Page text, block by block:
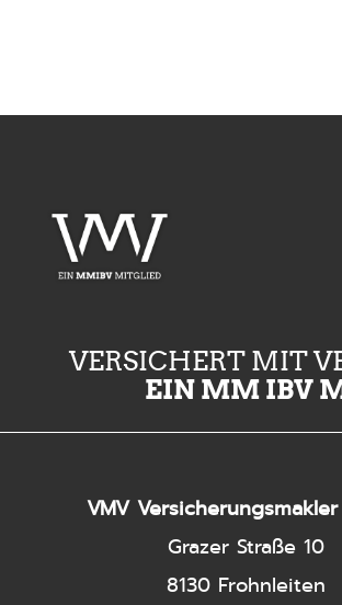
VERSICHERT MIT
EIN MM IBV
VMV
Grazer Straße 10
8130 Frohnleiten